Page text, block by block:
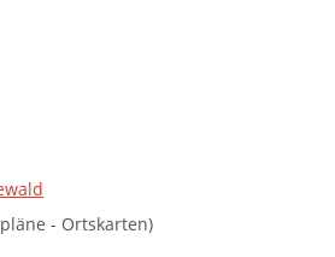
- Ortskarten)